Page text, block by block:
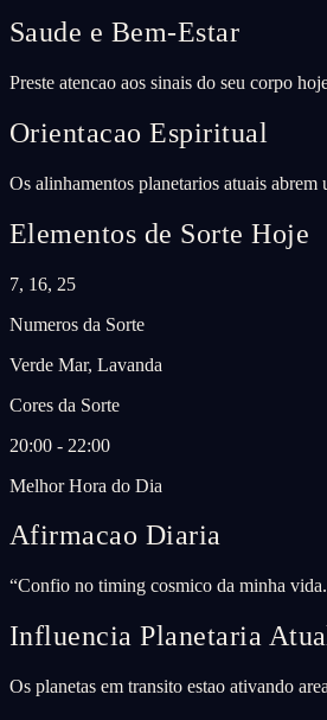
Saude e Bem-Estar
Preste atencao aos sinais do seu corpo
Orientacao Espiritual
Os alinhamentos planetarios atuais
Elementos de Sorte Hoje
7, 16, 25
Numeros da Sorte
Verde Mar, Lavanda
Cores da Sorte
20:00 - 22:00
Melhor Hora do Dia
Afirmacao Diaria
“Confio no timing cosmico da minha vida.
Influencia Planetaria
Os planetas em transito estao ativando